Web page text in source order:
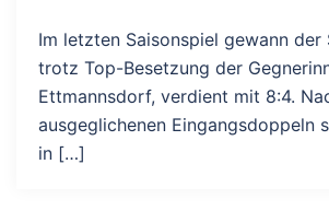
Im letzten Saisonspiel gewann der
trotz Top-Besetzung der
Ettmannsdorf, verdient mit 8:4.
ausgeglichenen Eingangsdoppeln
in […]